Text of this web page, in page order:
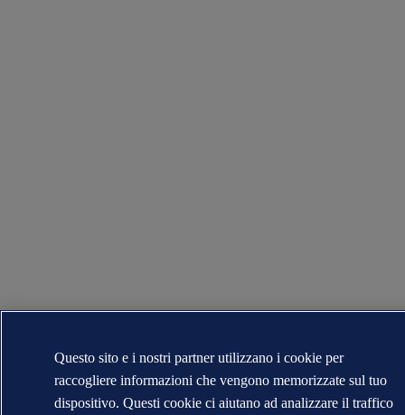
Questo sito e i nostri partner utilizzano i cookie per
raccogliere informazioni che vengono memorizzate sul tuo
dispositivo. Questi cookie ci aiutano ad analizzare il traffico